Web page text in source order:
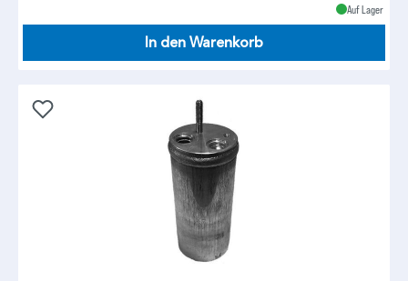
Auf Lager
In den Warenkorb